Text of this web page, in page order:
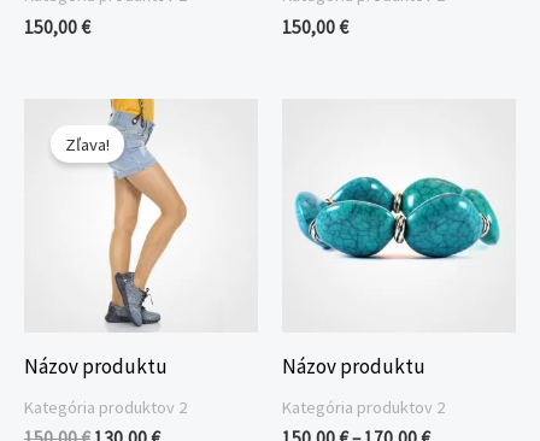
150,00€ 150,00€
Zľava!
Názov produktu
Kategória produktov 2
Pôvodná
cena
bola:
150,00 €.130,00 €.
Názov produktu
Kategória produktov 2
through
170,00 €